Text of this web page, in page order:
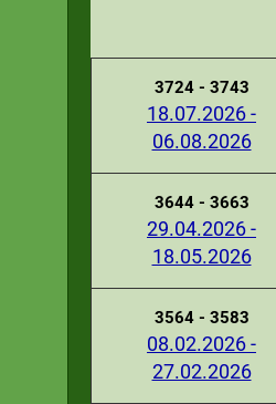
3724 - 3743
18.07.2026 -
06.08.2026
3644 - 3663
29.04.2026 -
18.05.2026
3564 - 3583
08.02.2026 -
27.02.2026